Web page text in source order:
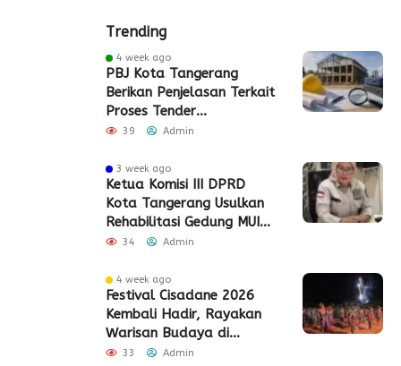
Trending
4 week ago
PBJ Kota Tangerang
Berikan Penjelasan Terkait
Proses Tender
Pembangunan Eks Pabrik
39 Admin
3 week ago
Ketua Komisi III DPRD
Kota Tangerang Usulkan
Rehabilitasi Gedung MUI
Periuk
34 Admin
4 week ago
Festival Cisadane 2026
Kembali Hadir, Rayakan
Warisan Budaya di
Jantung Kota Tangerang
33 Admin